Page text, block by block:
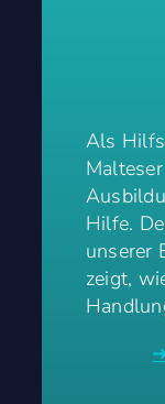
Als
Hilfe.
unserer
zeigt,